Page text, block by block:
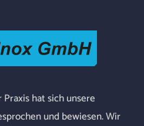
Praxishatsichunsere
und bewiesen.Wir